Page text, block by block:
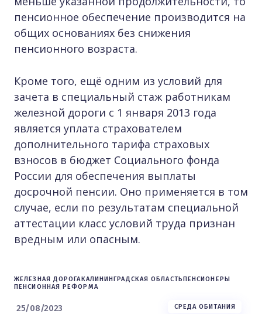
пенсионное обеспечение производится на
общих основаниях без снижения
пенсионного возраста.
Кроме того, ещё одним из условий для
зачета в специальный стаж работникам
железной дороги с 1 января 2013 года
является уплата страхователем
дополнительного тарифа страховых
взносов в бюджет Социального фонда
России для обеспечения выплаты
досрочной пенсии. Оно применяется в том
случае, если по результатам специальной
аттестации класс условий труда признан
вредным или опасным.
ЖЕЛЕЗНАЯ ДОРОГАКАЛИНИНГРАДСКАЯ ОБЛАСТЬПЕНСИОНЕРЫ
ПЕНСИОННАЯ РЕФОРМА
25/08/2023 СРЕДА ОБИТАНИЯ